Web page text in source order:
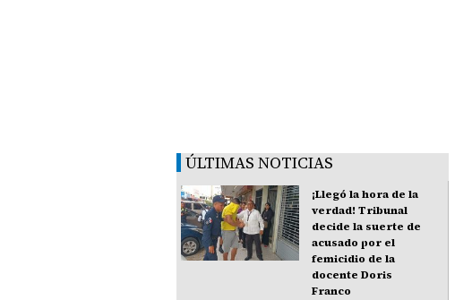
ÚLTIMAS NOTICIAS
¡Llegó la hora de la
verdad! Tribunal
decide la suerte de
acusado por el
femicidio de la
docente Doris
Franco